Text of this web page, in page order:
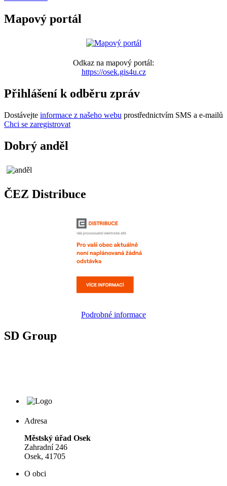
Mapový portál
Odkaz na mapový portál:
https://osek.gis4u.cz
Přihlášení k odběru zpráv
Dostávejte informace z našeho webu prostřednictvím SMS a e-mailů
Chci se zaregistrovat
Dobrý anděl
ČEZ Distribuce
Podrobné informace
SD Group
Adresa
Městský úřad Osek
Zahradní 246
Osek, 41705
O obci